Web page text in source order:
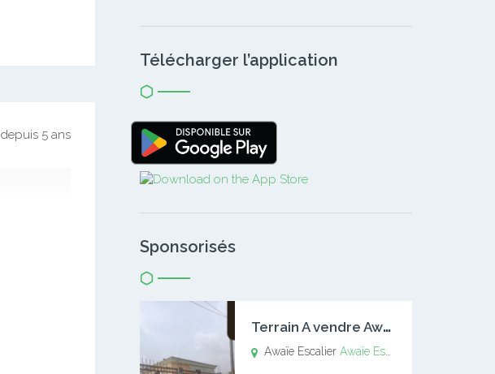
depuis 5 ans
Télécharger l’application
Sponsorisés
T
errain A vendre Awaïe Escalier
Awaïe EscalierAwaïe Escalier